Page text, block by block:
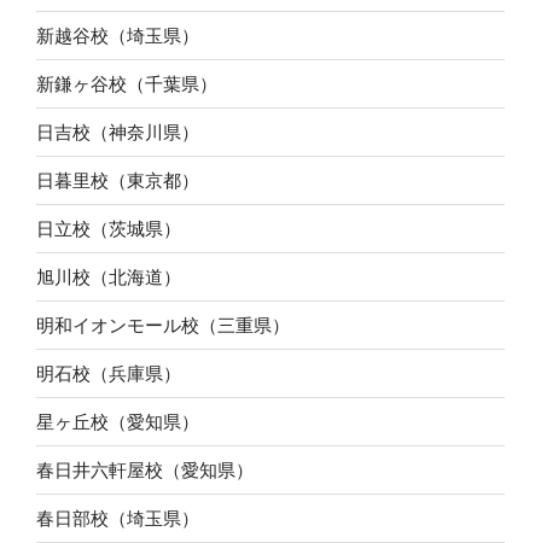
新越谷校（埼玉県）
新鎌ヶ谷校（千葉県）
日吉校（神奈川県）
日暮里校（東京都）
日立校（茨城県）
旭川校（北海道）
明和イオンモール校（三重県）
明石校（兵庫県）
星ヶ丘校（愛知県）
春日井六軒屋校（愛知県）
春日部校（埼玉県）